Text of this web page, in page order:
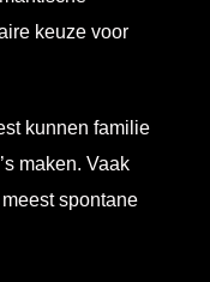
keuze voor
kunnen familie
maken. Vaak
spontane